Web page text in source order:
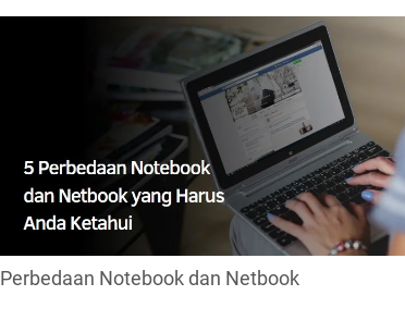
Perbedaan Notebook dan Netbook